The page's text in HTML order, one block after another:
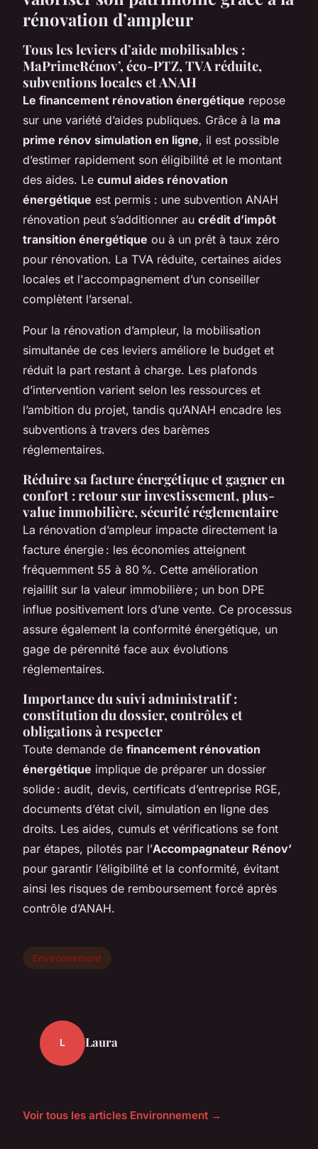
rénovation d’ampleur
Tous les leviers d’aide mobilisables :
MaPrimeRénov’, éco-PTZ, TVA réduite,
subventions locales et ANAH
Le financement rénovation énergétique repose
sur une variété d’aides publiques. Grâce à la ma
prime rénov simulation en ligne, il est possible
d’estimer rapidement son éligibilité et le montant
des aides. Le cumul aides rénovation
énergétique est permis : une subvention ANAH
rénovation peut s’additionner au crédit d’impôt
transition énergétique ou à un prêt à taux zéro
pour rénovation. La TVA réduite, certaines aides
locales et l'accompagnement d’un conseiller
complètent l’arsenal.
Pour la rénovation d’ampleur, la mobilisation
simultanée de ces leviers améliore le budget et
réduit la part restant à charge. Les plafonds
d’intervention varient selon les ressources et
l’ambition du projet, tandis qu’ANAH encadre les
subventions à travers des barèmes
réglementaires.
Réduire sa facture énergétique et gagner en
confort : retour sur investissement, plus-
value immobilière, sécurité réglementaire
La rénovation d’ampleur impacte directement la
facture énergie : les économies atteignent
fréquemment 55 à 80 %. Cette amélioration
rejaillit sur la valeur immobilière ; un bon DPE
influe positivement lors d’une vente. Ce processus
assure également la conformité énergétique, un
gage de pérennité face aux évolutions
réglementaires.
Importance du suivi administratif :
constitution du dossier, contrôles et
obligations à respecter
Toute demande de financement rénovation
énergétique implique de préparer un dossier
solide : audit, devis, certificats d’entreprise RGE,
documents d’état civil, simulation en ligne des
droits. Les aides, cumuls et vérifications se font
par étapes, pilotés par l’Accompagnateur Rénov’
pour garantir l’éligibilité et la conformité, évitant
ainsi les risques de remboursement forcé après
contrôle d’ANAH.
Environnement
L Laura
Voir tous les articles Environnement →